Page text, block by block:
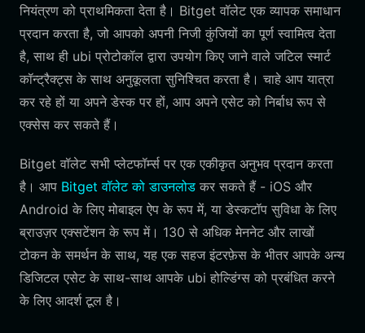
नियंत्रण को प्राथमिकता देता है। Bitget वॉलेट एक व्यापक समाधान
प्रदान करता है, जो आपको अपनी निजी कुंजियों का पूर्ण स्वामित्व देता
है, साथ ही ubi प्रोटोकॉल द्वारा उपयोग किए जाने वाले जटिल स्मार्ट
कॉन्ट्रैक्ट्स के साथ अनुकूलता सुनिश्चित करता है। चाहे आप यात्रा
कर रहे हों या अपने डेस्क पर हों, आप अपने एसेट को निर्बाध रूप से
एक्सेस कर सकते हैं।
Bitget वॉलेट सभी प्लेटफॉर्म्स पर एक एकीकृत अनुभव प्रदान करता
है। आप Bitget वॉलेट को डाउनलोड कर सकते हैं - iOS और
Android के लिए मोबाइल ऐप के रूप में, या डेस्कटॉप सुविधा के लिए
ब्राउज़र एक्सटेंशन के रूप में। 130 से अधिक मेननेट और लाखों
टोकन के समर्थन के साथ, यह एक सहज इंटरफ़ेस के भीतर आपके अन्य
डिजिटल एसेट के साथ-साथ आपके ubi होल्डिंग्स को प्रबंधित करने
के लिए आदर्श टूल है।